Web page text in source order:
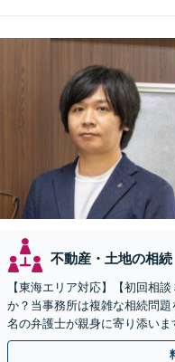
不動産・土地の相続
【東海エリア対応】【初回相
か？当事務所は複雑な相続問
名の弁護士が親身に寄り添い
かりやすく解説。WEB相談可